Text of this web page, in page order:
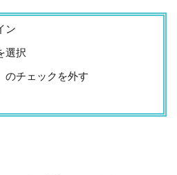
ン
選択
のチェックを外す